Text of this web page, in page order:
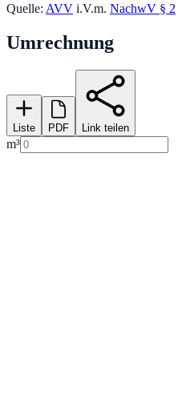
Quelle: AVV i.V.m. NachwV § 2
Umrechnung
Liste PDF Link teilen
m³